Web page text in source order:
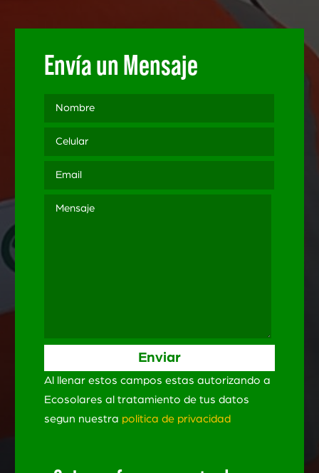
Envía un Mensaje
Al llenar estos campos estas autorizando a
Ecosolares al tratamiento de tus datos
segun nuestra politica de privacidad